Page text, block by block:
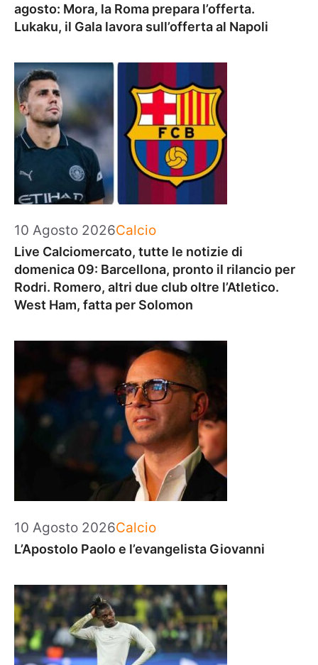
agosto: Mora, la Roma prepara l’offerta.
Lukaku, il Gala lavora sull’offerta al Napoli
10 Agosto 2026Categorie
Calcio
Live Calciomercato, tutte le notizie di
domenica 09: Barcellona, pronto il rilancio per
Rodri. Romero, altri due club oltre l’Atletico.
West Ham, fatta per Solomon
10 Agosto 2026Categorie
Calcio
L’Apostolo Paolo e l’evangelista Giovanni